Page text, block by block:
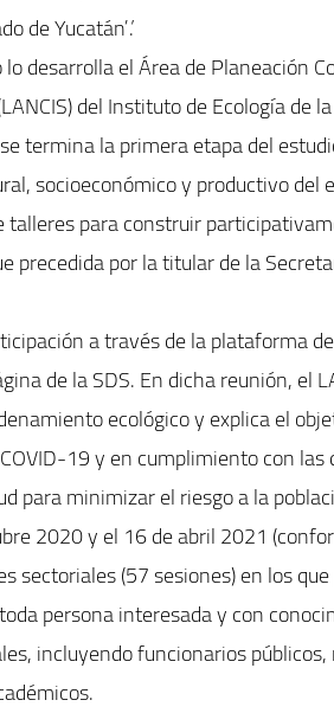
de Yucatán”.
desarrolla el Área de Planeación
del Instituto de Ecología de
termina la primera etapa del
socioeconómico y productivo
talleres para construir
precedida por la titular de la
a través de la plataforma
de la SDS. En dicha reunión, el
ecológico y explica el
19 y en cumplimiento con
para minimizar el riesgo a la
2020 y el 16 de abril 2021
sectoriales (57 sesiones) en los
persona interesada y con
incluyendo funcionarios